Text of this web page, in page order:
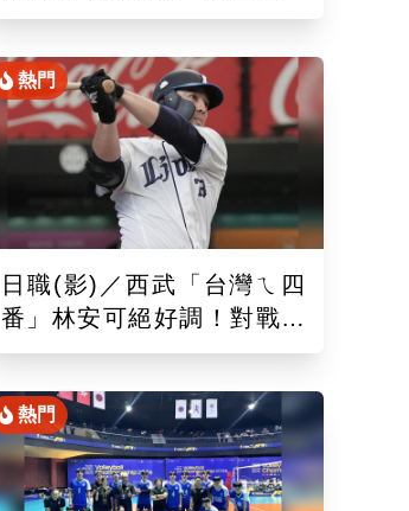
收艾德曼追平砲
熱門
日職(影)／西武「台灣ㄟ四
番」林安可絕好調！對戰軟
銀敲二壘長打連2場敲安
熱門